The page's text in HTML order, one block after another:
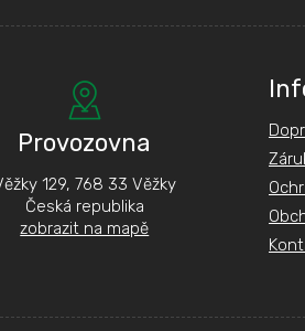
Provozovna
129, 768 33 Věžky
Česká republika
zobrazit na mapě